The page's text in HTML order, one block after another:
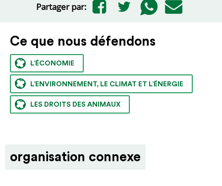
Partager par:
Ce que nous défendons
L’ÉCONOMIE
L’ENVIRONNEMENT, LE CLIMAT ET L’ÉNERGIE
LES DROITS DES ANIMAUX
organisation connexe